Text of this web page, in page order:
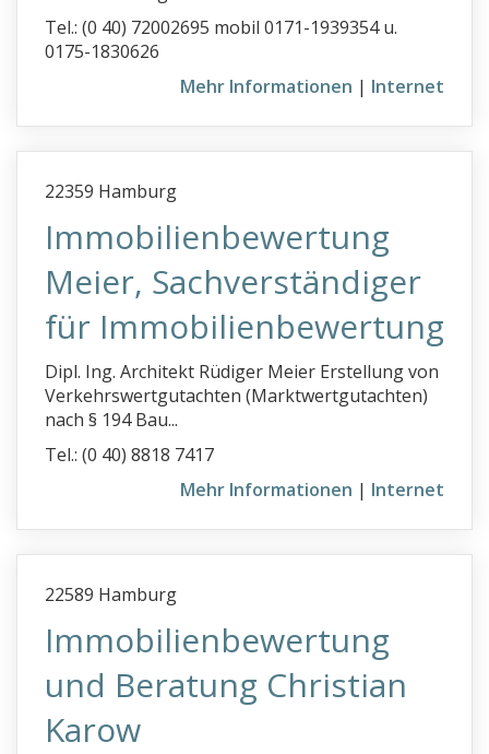
Tel.: (0 40) 72002695 mobil 0171-1939354 u.
0175-1830626
Mehr Informationen | Internet
22359 Hamburg
Immobilienbewertung
Meier, Sachverständiger
für Immobilienbewertung
Dipl. Ing. Architekt Rüdiger Meier Erstellung von
Verkehrswertgutachten (Marktwertgutachten)
nach § 194 Bau...
Tel.: (0 40) 8818 7417
Mehr Informationen | Internet
22589 Hamburg
Immobilienbewertung
und Beratung Christian
Karow